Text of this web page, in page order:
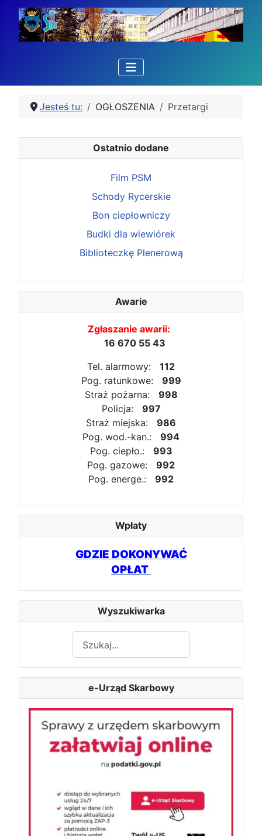
Jesteś tu: OGŁOSZENIA Przetargi
Ostatnio dodane
Film PSM
Schody Rycerskie
Bon ciepłowniczy
Budki dla wiewiórek
Biblioteczkę Plenerową
Awarie
Zgłaszanie awarii:
16 670 55 43
Tel. alarmowy: 112
Pog. ratunkowe: 999
Straż pożarna: 998
Policja: 997
Straż miejska: 986
Pog. wod.-kan.: 994
Pog. ciepło.: 993
Pog. gazowe: 992
Pog. energe.: 992
Wpłaty
GDZIE DOKONYWAĆ
OPŁAT
Wyszukiwarka
e-Urząd Skarbowy